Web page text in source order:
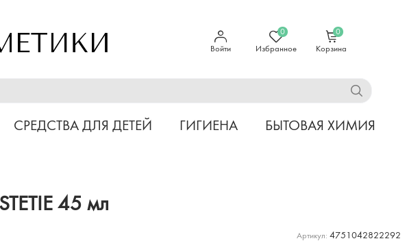
Войти
0
Избранное
0
Корзина
СРЕДСТВА ДЛЯ ДЕТЕЙ ГИГИЕНА БЫТОВАЯ ХИМИЯ
45 мл
Артикул: 4751042822292